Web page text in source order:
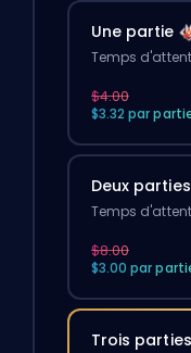
Une partie
Temps
$4.00
$3.32 par
Deux parties
Temps
$8.00
$3.00 par
Trois parties